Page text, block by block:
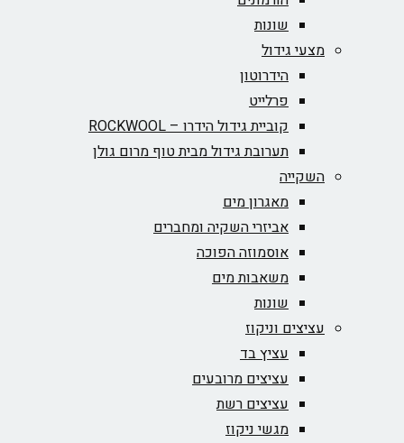
שונות
מצעי גידול
הידרוטון
פרלייט
קוביית גידול הידרו – ROCKWOOL‏
תערובת גידול מבית טוף מרום גולן
השקייה
מאגרון מים
אביזרי השקיה ומחברים
אוסמוזה הפוכה
משאבות מים
שונות
עציצים וניקוז
עציץ בד
עציצים מרובעים
עציצים רשת
מגשי ניקוז